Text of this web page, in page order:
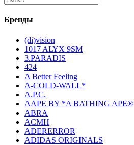
Бренды
(di)vision
1017 ALYX 9SM
3.PARADIS
424
A Better Feeling
A-COLD-WALL*
A.P.C.
AAPE BY *A BATHING APE®
ABRA
ACMH
ADERERROR
ADIDAS ORIGINALS